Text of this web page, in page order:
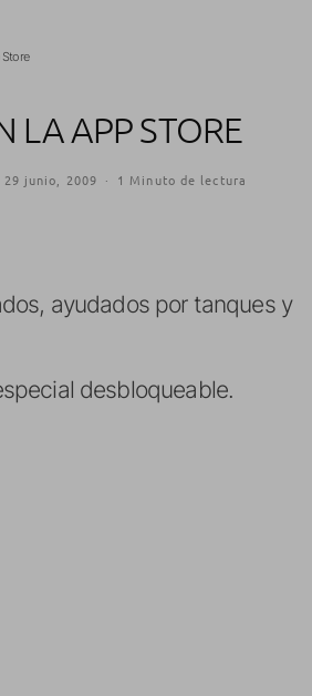
Store
LA APP STORE
29 junio, 2009 · 1 Minuto de lectura
ayudados por tanques y
desbloqueable.